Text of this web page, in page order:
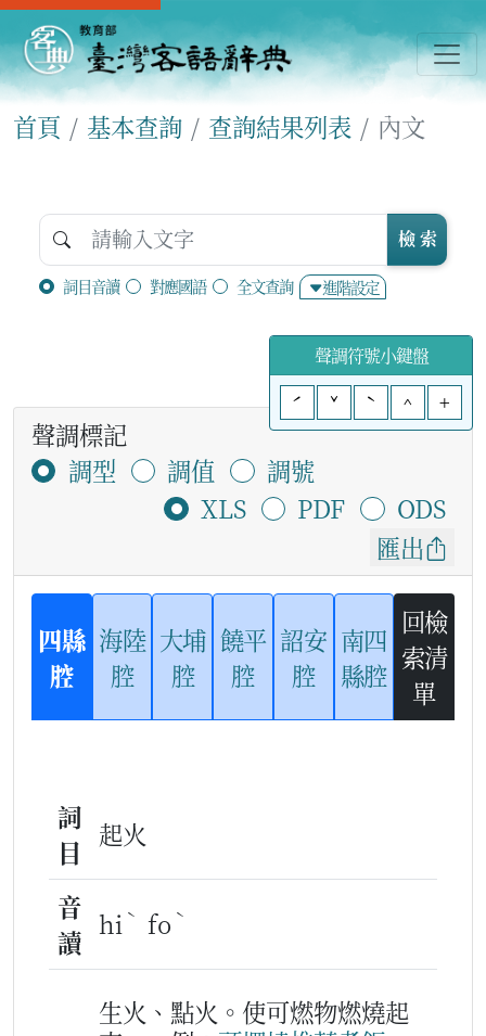
首頁 基本查詢 查詢結果列表 內文
詞目音讀 對應國語 全文查詢 進階設定
檢 索
聲調符號小鍵盤
ˊ
ˇ ˋ ^ +
聲調標記
調型
調值
調號
XLS
PDF
ODS
匯出
四縣
腔
海陸
腔
大埔
腔
饒平
腔
詔安
腔
南四
縣腔
回檢
索清
單
詞
目
起火
音
讀
hi ˋ fo ˋ
生火、點火。使可燃物燃燒起